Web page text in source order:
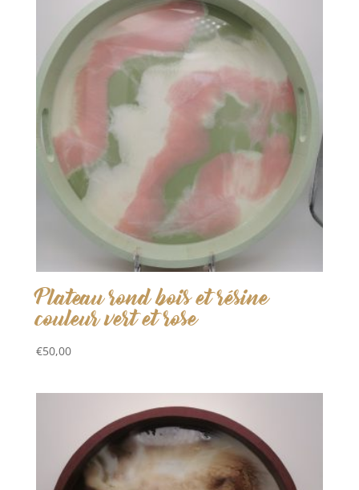
Plateau rond bois et résine
couleur vert et rose
€50,00